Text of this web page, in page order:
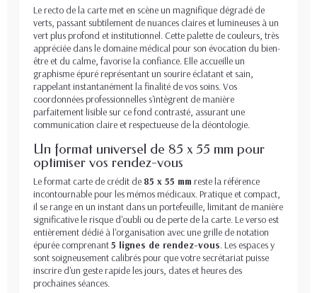
Le recto de la carte met en scène un magnifique dégradé de
verts, passant subtilement de nuances claires et lumineuses à un
vert plus profond et institutionnel. Cette palette de couleurs, très
appréciée dans le domaine médical pour son évocation du bien-
être et du calme, favorise la confiance. Elle accueille un
graphisme épuré représentant un sourire éclatant et sain,
rappelant instantanément la finalité de vos soins. Vos
coordonnées professionnelles s'intègrent de manière
parfaitement lisible sur ce fond contrasté, assurant une
communication claire et respectueuse de la déontologie.
Un format universel de 85 x 55 mm pour
optimiser vos rendez-vous
Le format carte de crédit de 85 x 55 mm reste la référence
incontournable pour les mémos médicaux. Pratique et compact,
il se range en un instant dans un portefeuille, limitant de manière
significative le risque d'oubli ou de perte de la carte. Le verso est
entièrement dédié à l'organisation avec une grille de notation
épurée comprenant5 lignes de rendez-vous. Les espaces y
sont soigneusement calibrés pour que votre secrétariat puisse
inscrire d'un geste rapide les jours, dates et heures des
prochaines séances.